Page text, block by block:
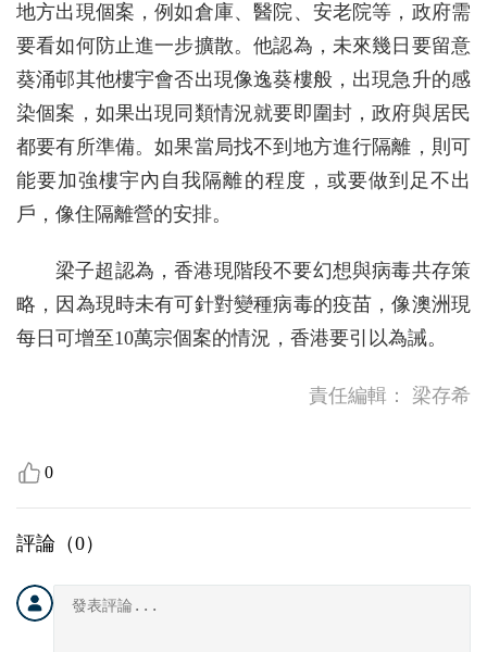
地方出現個案，例如倉庫、醫院、安老院等，政府需
要看如何防止進一步擴散。他認為，未來幾日要留意
葵涌邨其他樓宇會否出現像逸葵樓般，出現急升的感
染個案，如果出現同類情況就要即圍封，政府與居民
都要有所準備。如果當局找不到地方進行隔離，則可
能要加強樓宇內自我隔離的程度，或要做到足不出
戶，像住隔離營的安排。
梁子超認為，香港現階段不要幻想與病毒共存策
略，因為現時未有可針對變種病毒的疫苗，像澳洲現
每日可增至10萬宗個案的情況，香港要引以為誡。
責任編輯： 梁存希
0
評論（0）